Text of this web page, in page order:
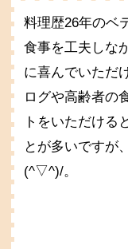
料理歴26年のベ
食事を工夫しな
に喜んでいただ
ログや高齢者の
トをいただける
とが多いですが
(^▽^)/。